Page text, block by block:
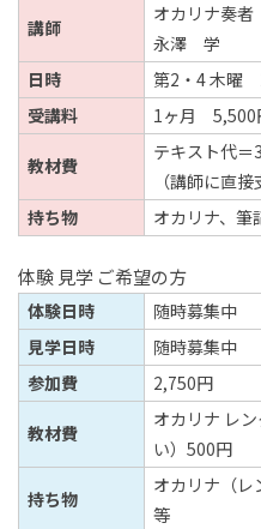
講師
オカリナ奏者
永澤 学
日時
第2・4 木曜
受講料
1ヶ月 5,500
教材費
テキスト代＝
（講師に直接
持ち物
オカリナ、筆
体験 見学 ご希望の方
体験日時
随時募集中
見学日時
随時募集中
参加費
2,750円
教材費
オカリナ レ
い）500円
持ち物
オカリナ（レ
等